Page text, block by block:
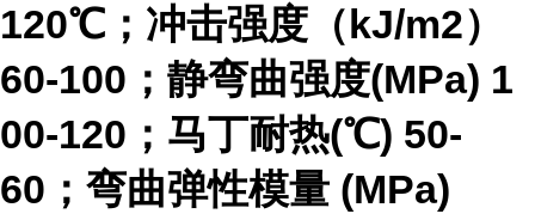
120℃；冲击强度（kJ/m2）
60-100；静弯曲强度(MPa) 1
00-120；马丁耐热(℃) 50-
60；弯曲弹性模量 (MPa)